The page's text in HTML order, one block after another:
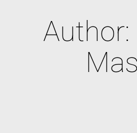
Author:
Mas